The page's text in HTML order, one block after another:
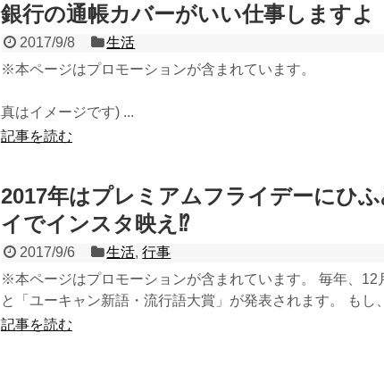
銀行の通帳カバーがいい仕事しますよ
2017/9/8
生活
※本ページはプロモーションが含まれています。
(
真はイメージです) ...
記事を読む
2017年はプレミアムフライデーにひ
イでインスタ映え⁉
2017/9/6 生活,行事
※本ページはプロモーションが含まれています。 毎年、12
と「ユーキャン新語・流行語大賞」が発表されます。 もし
記事を読む